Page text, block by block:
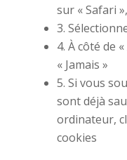
sur « Safari
3.
4. À côté de
« Jamais »
5. Si vous
sont déjà
ordinateur,
cookies